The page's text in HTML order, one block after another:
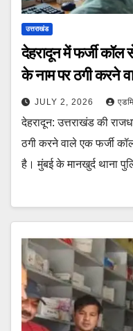
उत्तराखंड
देहरादून में फर्जी कॉल
के नाम पर ठगी करने
JULY 2, 2026
देहरादून: उत्तराखंड की
ठगी करने वाले एक फर्जी
है। मुंबई के मानखुर्द थाना